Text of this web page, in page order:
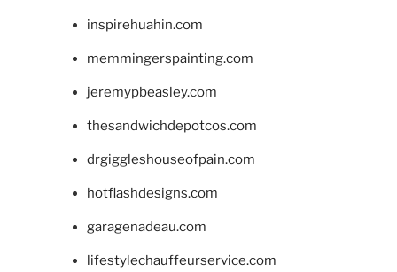
inspirehuahin.com
memmingerspainting.com
jeremypbeasley.com
thesandwichdepotcos.com
drgiggleshouseofpain.com
hotflashdesigns.com
garagenadeau.com
lifestylechauffeurservice.com